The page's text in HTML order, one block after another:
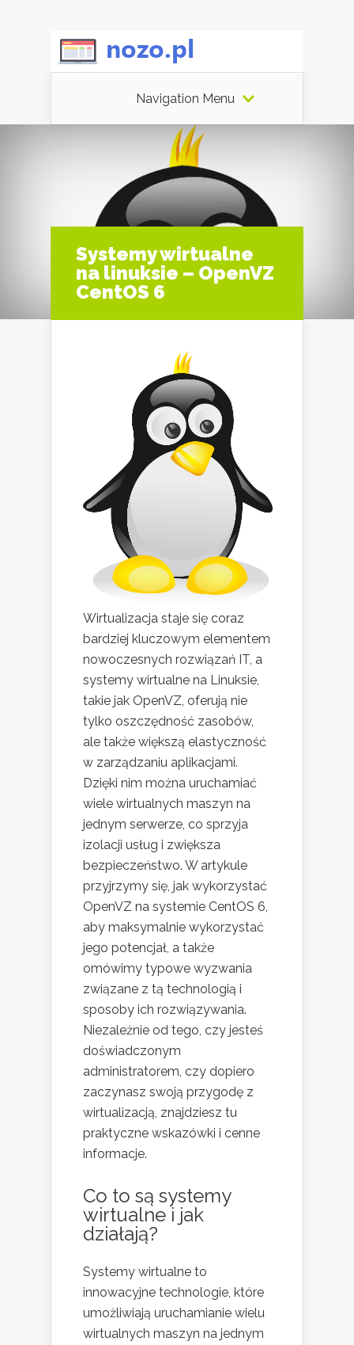
Navigation Menu
Systemy wirtualne
na linuksie – OpenVZ
CentOS 6
Wirtualizacja staje się coraz
bardziej kluczowym elementem
nowoczesnych rozwiązań IT, a
systemy wirtualne na Linuksie,
takie jak OpenVZ, oferują nie
tylko oszczędność zasobów,
ale także większą elastyczność
w zarządzaniu aplikacjami.
Dzięki nim można uruchamiać
wiele wirtualnych maszyn na
jednym serwerze, co sprzyja
izolacji usług i zwiększa
bezpieczeństwo. W artykule
przyjrzymy się, jak wykorzystać
OpenVZ na systemie CentOS 6,
aby maksymalnie wykorzystać
jego potencjał, a także
omówimy typowe wyzwania
związane z tą technologią i
sposoby ich rozwiązywania.
Niezależnie od tego, czy jesteś
doświadczonym
administratorem, czy dopiero
zaczynasz swoją przygodę z
wirtualizacją, znajdziesz tu
praktyczne wskazówki i cenne
informacje.
Co to są systemy
wirtualne i jak
działają?
Systemy wirtualne to
innowacyjne technologie, które
umożliwiają uruchamianie wielu
wirtualnych maszyn na jednym